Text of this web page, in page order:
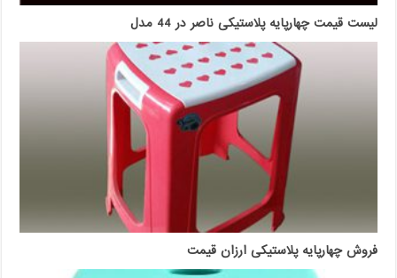
لیست قیمت چهارپایه پلاستیکی ناصر در 44 مدل
فروش چهارپایه پلاستیکی ارزان قیمت